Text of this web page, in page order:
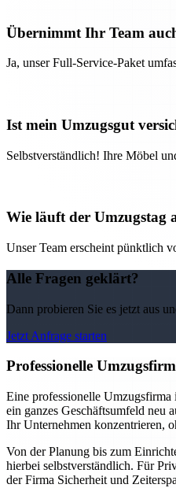
Übernimmt Ihr Team
Ja, unser Full-Service-Paket
Ist mein Umzugsgut
Selbstverständlich! Ihre Möbel
Wie läuft der Umzugstag
Unser Team erscheint pünktlich
Alle Fragen geklärt?
Dann probieren Sie es jetzt aus
Jetzt Anfrage starten
Professionelle
Eine professionelle
ein ganzes Geschäftsumfeld neu
Ihr Unternehmen konzentrieren,
Von der Planung bis zum
hierbei selbstverständlich. Für
der Firma Sicherheit und